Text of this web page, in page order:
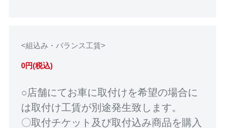
<組込み・バランス工賃>
0円(税込)
○店舗にてお車に取付けを希望の場合に
は取付け工賃が別途発生致します。
〇取付チケット及び取付込み商品を購入